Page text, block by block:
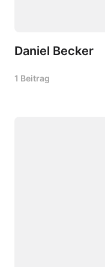
Daniel Becker
1 Beitrag